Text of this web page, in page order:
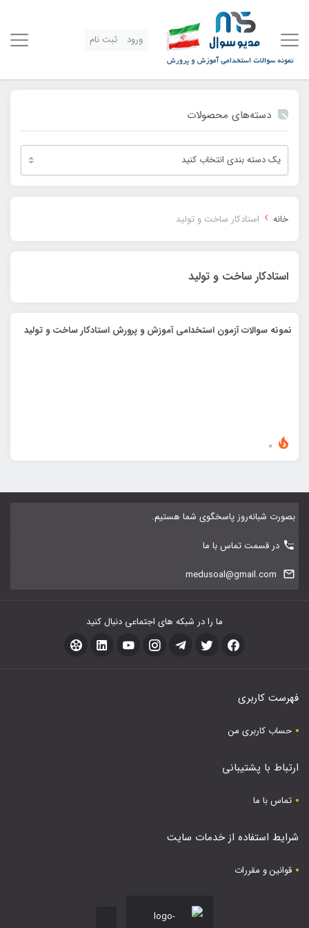
ورود ثبت نام
دسته‌های محصولات
خانه › استادکار ساخت و تولید
استادکار ساخت و تولید
نمونه سوالات آزمون استخدامی آموزش و پرورش استادکار ساخت و تولید
بصورت شبانه‌روز پاسخگوی شما هستیم.
در قسمت تماس با ما
medusoal@gmail.com
ما را در شبکه های اجتماعی دنبال کنید
فهرست کاربری
حساب کاربری من
ارتباط با پشتیبانی
تماس با ما
شرایط استفاده از خدمات سایت
قوانین و مقررات